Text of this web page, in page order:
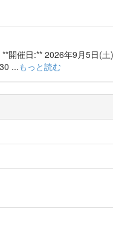
開催日:** 2026年9月5日(
...もっと読む